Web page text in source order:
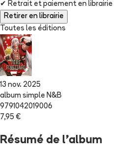
✔ Retrait et paiement en librairie
Retirer en librairie
Toutes les éditions
13 nov. 2025
album simple N&B
9791042019006
7,95 €
Résumé de l'album